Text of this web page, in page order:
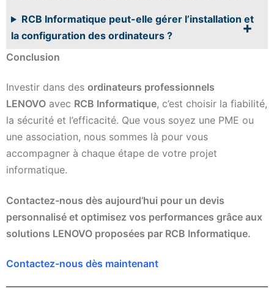
RCB Informatique peut-elle gérer l’installation et
la configuration des ordinateurs ?
Conclusion
Investir dans des ordinateurs professionnels
LENOVO avec RCB Informatique, c’est choisir la fiabilité,
la sécurité et l’efficacité. Que vous soyez une PME ou
une association, nous sommes là pour vous
accompagner à chaque étape de votre projet
informatique.
Contactez-nous dès aujourd’hui pour un devis
personnalisé et optimisez vos performances grâce aux
solutions LENOVO proposées par RCB Informatique.
Contactez-nous dès maintenant